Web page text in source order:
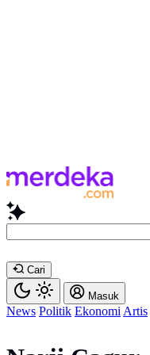
Cari
Masuk
News Politik Ekonomi Artis